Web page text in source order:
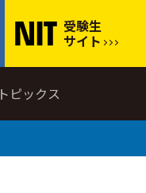
受験生
サイト
トピックス